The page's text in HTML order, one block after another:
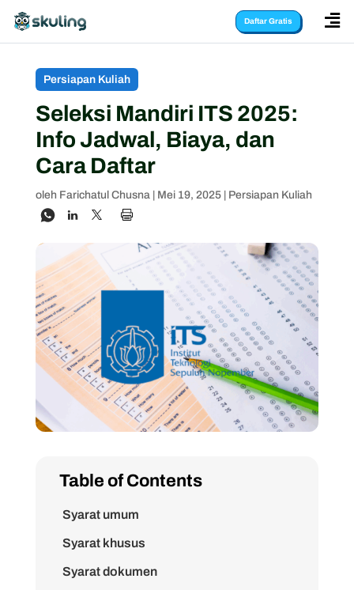
Daftar Gratis 
Persiapan Kuliah
Seleksi Mandiri ITS 2025:
Info Jadwal, Biaya, dan
Cara Daftar
oleh Farichatul Chusna| Mei 19, 2025| Persiapan Kuliah
Table of Contents
Syarat umum
Syarat khusus
Syarat dokumen